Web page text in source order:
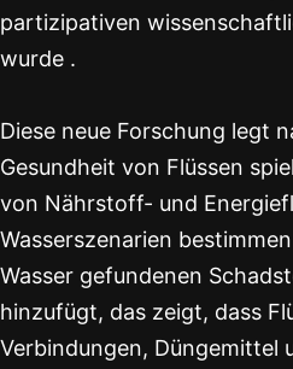
partizipativen
wurde .
Diese neue Forschung legt
Gesundheit von Flüssen
von Nährstoff- und
Wasserszenarien
Wasser gefundenen
hinzufügt, das zeigt, dass
Verbindungen, Düngemittel